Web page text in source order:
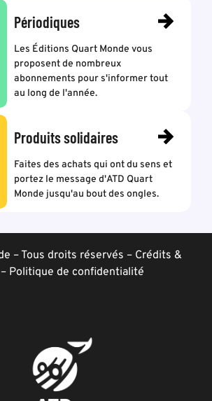
Périodiques
Les Éditions Quart Monde vous
proposent de nombreux
abonnements pour s'informer tout
au long de l'année.
Produits solidaires
Faites des achats qui ont du sens et
portez le message d'ATD Quart
Monde jusqu'au bout des ongles.
– Tous droits réservés – Crédits &
– Politique de confidentialité